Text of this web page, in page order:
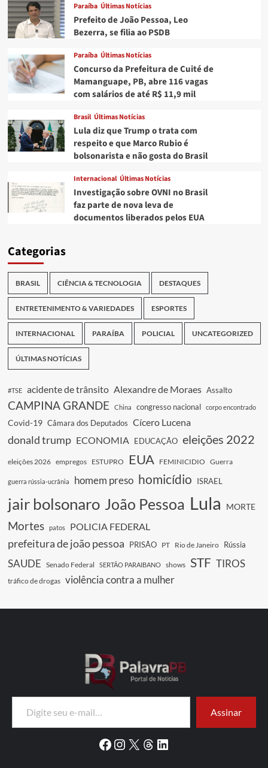
Paraíba Últimas Notícias
Prefeito de João Pessoa, Leo
Bezerra, se filia ao PSDB
Paraíba Últimas Notícias
Concurso da Prefeitura de Cuité de
Mamanguape, PB, abre 116 vagas
com salários de até R$ 11,9 mil
Brasil Últimas Notícias
Lula diz que Trump o trata com
respeito e que Marco Rubio é
bolsonarista e não gosta do Brasil
Internacional Últimas Notícias
Investigação sobre OVNI no Brasil
faz parte de nova leva de
documentos liberados pelos EUA
Categorias
BRASIL CIÊNCIA & TECNOLOGIA DESTAQUES
ENTRETENIMENTO & VARIEDADES ESPORTES
INTERNACIONAL PARAÍBA POLICIAL UNCATEGORIZED
ÚLTIMAS NOTÍCIAS
#TSE acidente de trânsito Alexandre de Moraes Assalto
CAMPINA GRANDE China congresso nacional corpo encontrado
Covid-19 Câmara dos Deputados Cícero Lucena
donald trump ECONOMIA EDUCAÇÃO eleições 2022
eleições 2026 empregos ESTUPRO EUA FEMINICIDIO Guerra
guerra rússia-ucrânia homem preso homicídio ISRAEL
jair bolsonaro João Pessoa Lula MORTE
Mortes patos POLICIA FEDERAL
prefeitura de joão pessoa PRISÃO PT Rio de Janeiro Rússia
SAUDE Senado Federal SERTÃO PARAIBANO shows STF TIROS
tráfico de drogas violência contra a mulher
Digite seu e-mail…
Assinar
Facebook
Instagram
X Threads
LinkedIn